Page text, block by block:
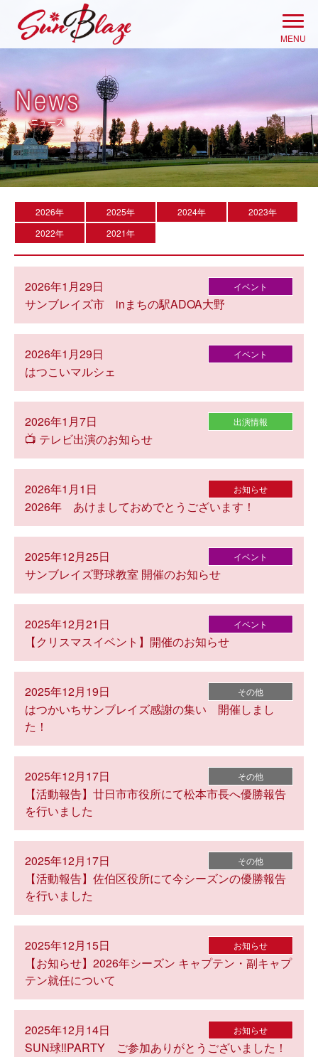
content
MENU
2026年 2025年 2024年
2023年
2022年
2021年
2026年1月29日 イベント
サンブレイズ市 inまちの駅ADOA大野
2026年1月29日 イベント
はつこいマルシェ
2026年1月7日 出演情報
📺 テレビ出演のお知らせ
2026年1月1日 お知らせ
2026年 あけましておめでとうございます！
2025年12月25日 イベント
サンブレイズ野球教室 開催のお知らせ
2025年12月21日 イベント
【クリスマスイベント】開催のお知らせ
2025年12月19日 その他
はつかいちサンブレイズ感謝の集い 開催しまし
た！
2025年12月17日 その他
【活動報告】廿日市市役所にて松本市長へ優勝報告
を行いました
2025年12月17日 その他
【活動報告】佐伯区役所にて今シーズンの優勝報告
を行いました
2025年12月15日 お知らせ
【お知らせ】2026年シーズン キャプテン・副キャプ
テン就任について
2025年12月14日 お知らせ
SUN球‼PARTY ご参加ありがとうございました！